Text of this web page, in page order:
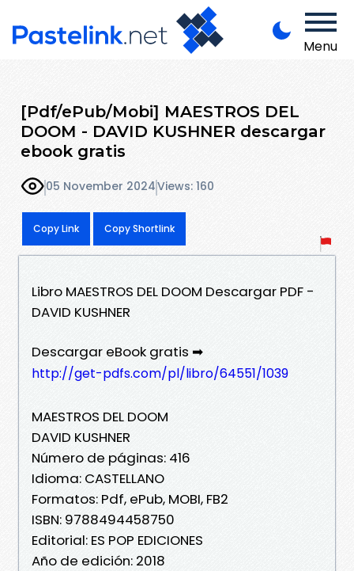
Menu
[Pdf/ePub/Mobi] MAESTROS DEL
DOOM - DAVID KUSHNER descargar
ebook gratis
05 November 2024Views: 160
Copy Link Copy Shortlink
Libro MAESTROS DEL DOOM Descargar PDF -
DAVID KUSHNER
Descargar eBook gratis ➡
http://get-pdfs.com/pl/libro/64551/1039
MAESTROS DEL DOOM
DAVID KUSHNER
Número de páginas: 416
Idioma: CASTELLANO
Formatos: Pdf, ePub, MOBI, FB2
ISBN: 9788494458750
Editorial: ES POP EDICIONES
Año de edición: 2018